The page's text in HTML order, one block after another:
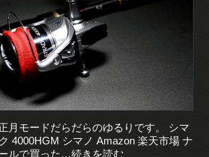
月モードだらだらのゆるりです。 シマ
4000HGM シマノ Amazon 楽天市場 ナ
ルで買った…続きを読む